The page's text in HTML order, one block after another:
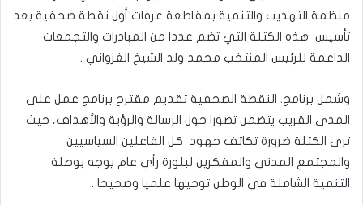
منظمة التهذيب والتنمية بمقاطعة عرفات أول نقطة صحفية بعد
تأسيس هذه الكتلة التي تضم عددا من المبادرات والتجمعات
الداعمة للرئيس المنتخب محمد ولد الشيخ الغزواني .
وشمل برنامج. النقطة الصحفية تقديم مقترح برنامج عمل على
المدى القريب يتضمن تصورا حول الرسالة والرؤية والأهداف، حيث
ترى الكتلة ضرورة تكاتف جهود كل الفاعلين السياسيين
والمجتمع المدني والمفكرين لبلورة رأي عام يوجه بوصلة
التنمية الشاملة في الوطن توجيها علميا وصحيحا .